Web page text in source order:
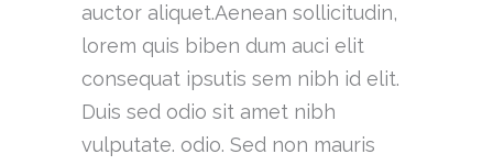
auctor aliquet.Aenean sollicitudin,
lorem quis biben dum auci elit
consequat ipsutis sem nibh id elit.
Duis sed odio sit amet nibh
vulputate. odio. Sed non mauris